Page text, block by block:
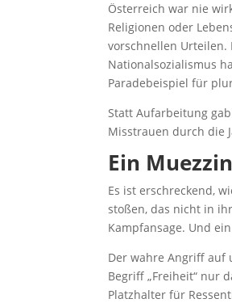
Österreich war nie
Religionen oder
vorschnellen Urteilen.
Nationalsozialismus
Paradebeispiel für
Statt Aufarbeitung
Misstrauen durch die
Ein
Es ist erschreckend,
stoßen, das nicht in
Kampfansage. Und
Der wahre Angriff auf
Begriff „Freiheit“ nur
Platzhalter für